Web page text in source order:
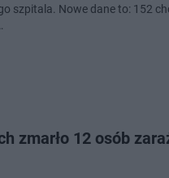
szpitala. Nowe dane to: 152
zmarło 12 osób